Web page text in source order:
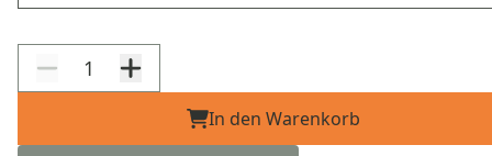
In den Warenkorb